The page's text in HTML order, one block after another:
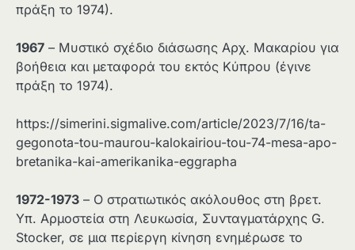
πράξη το 1974).
1967 – Μυστικό σχέδιο διάσωσης Αρχ. Μακαρίου για
βοήθεια και μεταφορά του εκτός Κύπρου (έγινε
πράξη το 1974).
https://simerini.sigmalive.com/article/2023/7/16/ta-
gegonota-tou-maurou-kalokairiou-tou-74-mesa-apo-
bretanika-kai-amerikanika-eggrapha
1972-1973 – Ο στρατιωτικός ακόλουθος στη βρετ.
Υπ. Αρμοστεία στη Λευκωσία, Συνταγματάρχης G.
Stocker, σε μια περίεργη κίνηση ενημέρωσε το